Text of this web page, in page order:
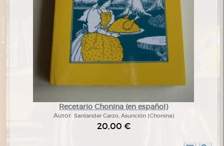
Recetario Chonina (en español)
Autor: Santander Garzo, Asunción (Chonina)
20,00 €